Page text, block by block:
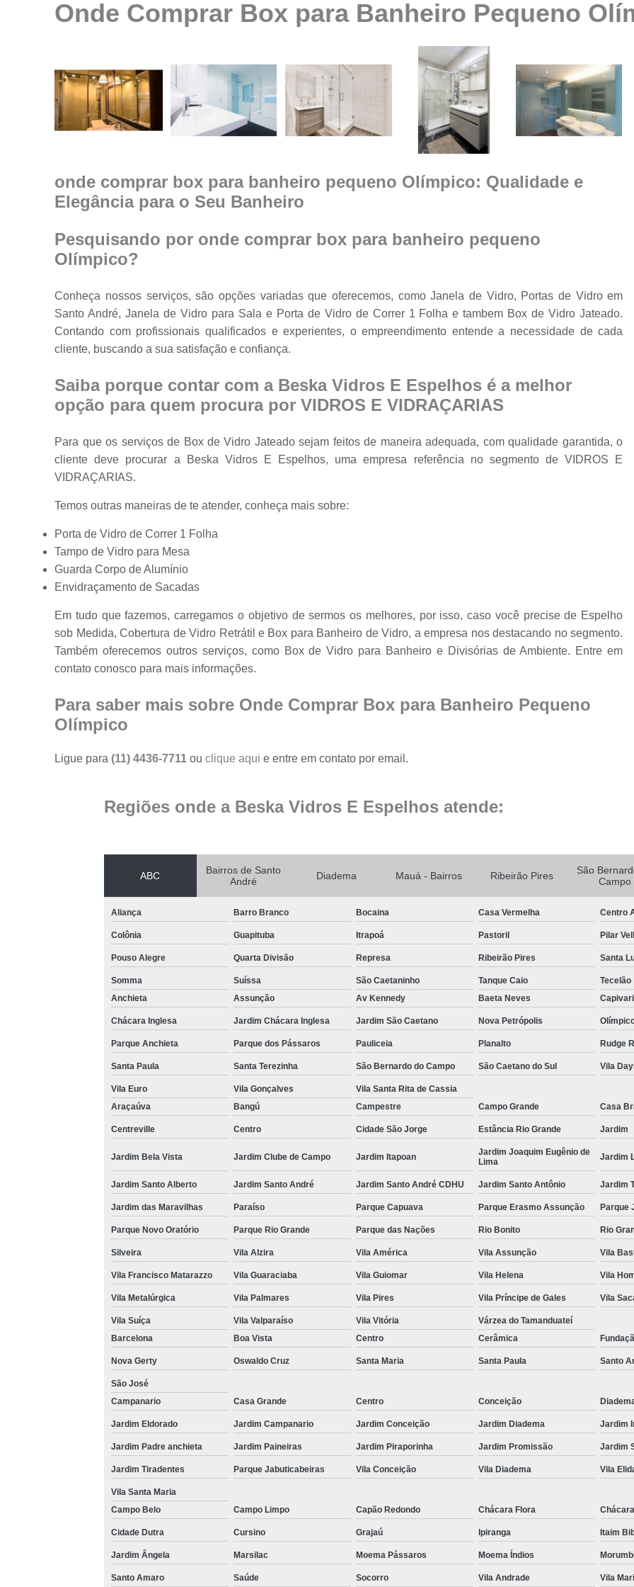
Espelhos em
ambientes
Fechamento de
ambiente com
vidro
Guarda corpo
vidro
Janelas de
vidro
Janelas em
vidro
Portas de vidro
Portas em vidro
Tampos de
Vidros
temperados
Box Vidro
Box
Box
Box de Vidro
Box de Vidro
Box para
Cobertura de
Cobertura de Vidro
Cobertura
Divisória de
Divisória de Vidro
Divisória de Vidro
Divisória de Vidro
Envidraçamento
Fechamento de
Fechamento de
Espelho
Espelho São
Espelho
Espelho de
Espelho Moderno
Espelho
Espelho Decorativo
Espelho Grande para
Espelho para
Espelho para
Onde Comprar Box para Banheiro Pequeno
onde comprar box para banheiro pequeno Olímpico: Qualidade e
Elegância para o Seu Banheiro
Pesquisando por onde comprar box para banheiro pequeno
Olímpico?
Conheça nossos serviços, são opções variadas que oferecemos, como Janela de Vidro, Portas de Vidro em
Santo André, Janela de Vidro para Sala e Porta de Vidro de Correr 1 Folha e tambem Box de Vidro Jateado.
Contando com profissionais qualificados e experientes, o empreendimento entende a necessidade de cada
cliente, buscando a sua satisfação e confiança.
Saiba porque contar com a Beska Vidros E Espelhos é a melhor
opção para quem procura por VIDROS E VIDRAÇARIAS
Para que os serviços de Box de Vidro Jateado sejam feitos de maneira adequada, com qualidade garantida, o
cliente deve procurar a Beska Vidros E Espelhos, uma empresa referência no segmento de VIDROS E
VIDRAÇARIAS.
Temos outras maneiras de te atender, conheça mais sobre:
Porta de Vidro de Correr 1 Folha
Tampo de Vidro para Mesa
Guarda Corpo de Alumínio
Envidraçamento de Sacadas
Em tudo que fazemos, carregamos o objetivo de sermos os melhores, por isso, caso você precise de Espelho
sob Medida, Cobertura de Vidro Retrátil e Box para Banheiro de Vidro, a empresa nos destacando no segmento.
Também oferecemos outros serviços, como Box de Vidro para Banheiro e Divisórias de Ambiente. Entre em
contato conosco para mais informações.
Para saber mais sobre Onde Comprar Box para Banheiro Pequeno
Olímpico
Ligue para(11) 4436-7711ouclique aqui e entre em contato por email.
Regiões onde a Beska Vidros E Espelhos atende:
ABC
Bairros de Santo
André
Diadema Mauá - Bairros Ribeirão Pires
São
Campo
Aliança Barro Branco Bocaina Casa Vermelha Centro
Colônia Guapituba Itrapoá Pastoril Pilar
Pouso Alegre Quarta Divisão Represa Ribeirão Pires Santa
Somma Suíssa São Caetaninho Tanque Caio
Tecelão
Anchieta
Assunção Av Kennedy Baeta Neves Capivari
Chácara Inglesa Jardim Chácara Inglesa Jardim São Caetano Nova Petrópolis
Parque Anchieta Parque dos Pássaros Pauliceia Planalto Rudge
Santa Paula Santa Terezinha São Bernardo do Campo São Caetano do Sul Vila
Vila Euro Vila Gonçalves
Vila Santa Rita de Cassia
Araçaúva
Bangú Campestre Campo Grande Casa
Centreville Centro Cidade São Jorge Estância Rio Grande Jardim
Jardim Bela Vista Jardim Clube de Campo Jardim Itapoan
Jardim Joaquim Eugênio de
Lima
Jardim
Jardim Santo Alberto Jardim Santo André Jardim Santo André CDHU Jardim Santo Antônio Jardim
Jardim das Maravilhas Paraíso Parque Capuava Parque Erasmo Assunção Parque
Parque Novo Oratório Parque Rio Grande Parque das Nações Rio Bonito Rio
Silveira Vila Alzira Vila América Vila Assunção Vila
Vila Francisco Matarazzo Vila Guaraciaba Vila Guiomar Vila Helena Vila
Vila Metalúrgica Vila Palmares Vila Pires Vila Príncipe de Gales Vila
Vila Suíça Vila Valparaíso Vila Vitória
Várzea do Tamanduateí
Barcelona
Boa Vista Centro Cerâmica
Nova Gerty Oswaldo Cruz Santa Maria Santa Paula Santo
São José
Campanario
Casa Grande Centro Conceição
Jardim Eldorado Jardim Campanario Jardim Conceição Jardim Diadema Jardim
Jardim Padre anchieta Jardim Paineiras Jardim Piraporinha Jardim Promissão Jardim
Jardim Tiradentes Parque Jabuticabeiras Vila Conceição Vila Diadema Vila
Vila Santa Maria
Campo Belo
Campo Limpo Capão Redondo Chácara Flora
Cidade Dutra Cursino Grajaú Ipiranga Itaim
Jardim Ângela Marsilac Moema Pássaros Moema Índios
Santo Amaro Saúde Socorro Vila Andrade Vila